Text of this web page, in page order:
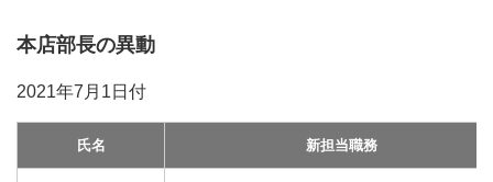
本店部長の異動
2021年7月1日付
氏名 新担当職務